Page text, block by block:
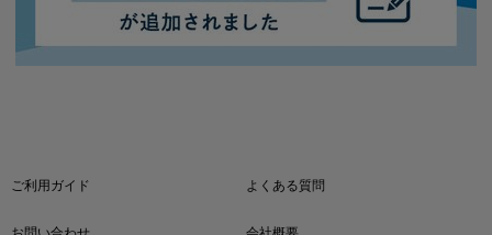
ご利用ガイド よくある質問